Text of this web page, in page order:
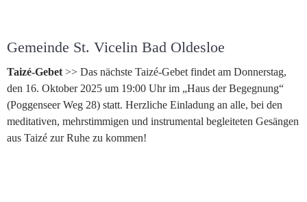
Gemeinde St. Vicelin Bad Oldesloe
Taizé-Gebet >> Das nächste Taizé-Gebet findet am Donnerstag,
den 16. Oktober 2025 um 19:00 Uhr im „Haus der Begegnung“
(Poggenseer Weg 28) statt. Herzliche Einladung an alle, bei den
meditativen, mehrstimmigen und instrumental begleiteten Gesängen
aus Taizé zur Ruhe zu kommen!